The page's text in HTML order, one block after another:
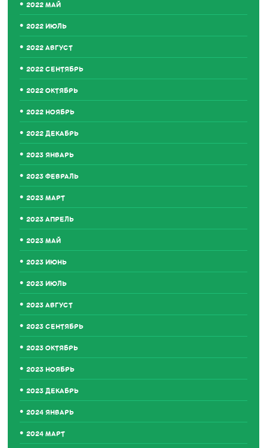
2022 МАЙ
2022 ИЮЛЬ
2022 АВГУСТ
2022 СЕНТЯБРЬ
2022 ОКТЯБРЬ
2022 НОЯБРЬ
2022 ДЕКАБРЬ
2023 ЯНВАРЬ
2023 ФЕВРАЛЬ
2023 МАРТ
2023 АПРЕЛЬ
2023 МАЙ
2023 ИЮНЬ
2023 ИЮЛЬ
2023 АВГУСТ
2023 СЕНТЯБРЬ
2023 ОКТЯБРЬ
2023 НОЯБРЬ
2023 ДЕКАБРЬ
2024 ЯНВАРЬ
2024 МАРТ